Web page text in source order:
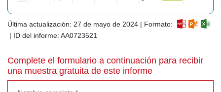
Última actualización: 27 de mayo de 2024 | Formato:
| ID del informe: AA0723521
Complete el formulario a continuación para recibir
una muestra gratuita de este informe